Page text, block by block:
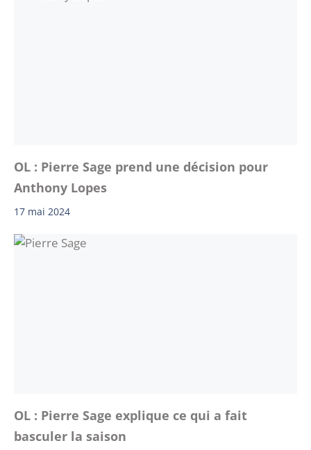
OL : Pierre Sage prend une décision pour
Anthony Lopes
17 mai 2024
OL : Pierre Sage explique ce qui a fait
basculer la saison